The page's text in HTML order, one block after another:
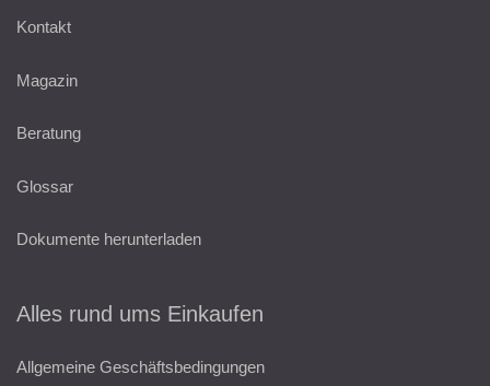
Kontakt
Magazin
Beratung
Glossar
Dokumente herunterladen
Alles rund ums Einkaufen
Allgemeine Geschäftsbedingungen